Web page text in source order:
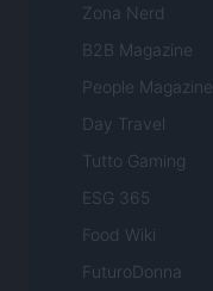
Zona Nerd
B2B Magazine
People Magazine
Day Travel
Tutto Gaming
ESG 365
Food Wiki
FuturoDonna